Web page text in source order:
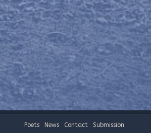
Poets News Contact Submission